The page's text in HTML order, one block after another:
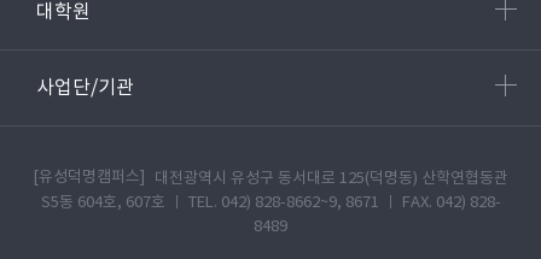
대학원
사업단/기관
[유성덕명캠퍼스]
대전광역시 유성구 동서대로 125(덕명동) 산학연협동관
S5동 604호, 607호 ㅣ TEL. 042) 828-8662~9, 8671 ㅣ FAX. 042) 828-
8489